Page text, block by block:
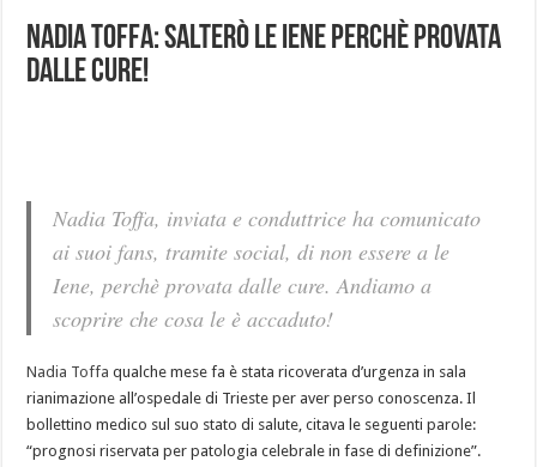
Nadia Toffa: salterò le Iene perchè provata
dalle cure!
Nadia Toffa, inviata e conduttrice ha comunicato
ai suoi fans, tramite social, di non essere a le
Iene, perchè provata dalle cure. Andiamo a
scoprire che cosa le è accaduto!
Nadia Toffa qualche mese fa è stata ricoverata d’urgenza in sala
rianimazione all’ospedale di Trieste per aver perso conoscenza. Il
bollettino medico sul suo stato di salute, citava le seguenti parole:
“prognosi riservata per patologia celebrale in fase di definizione”.